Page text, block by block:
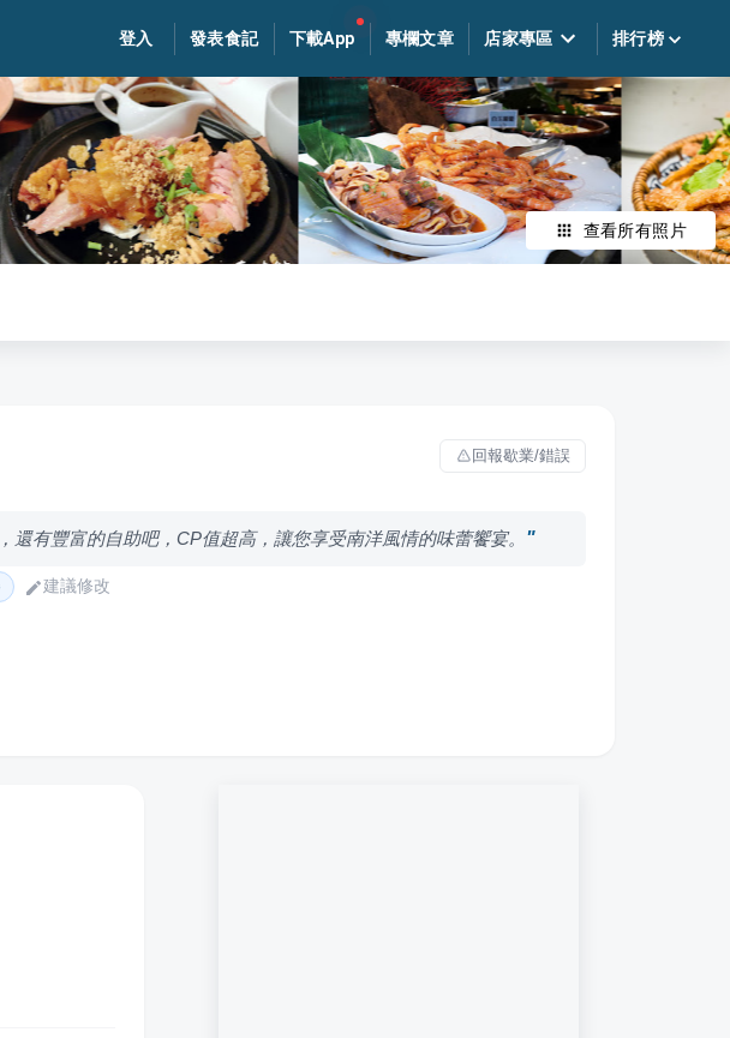
登入 發表食記 下載App 專欄文章 店家專區 排行榜
查看所有照片
回報歇業/錯誤
有豐富的自助吧，CP值超高，讓您享受南洋風情的味蕾饗宴。
建議修改